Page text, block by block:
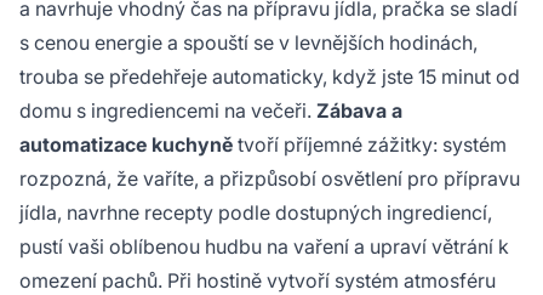
a navrhuje vhodný čas na přípravu jídla, pračka se sladí
s cenou energie a spouští se v levnějších hodinách,
trouba se předehřeje automaticky, když jste 15 minut od
domu s ingrediencemi na večeři. Zábava a
automatizace kuchyně tvoří příjemné zážitky: systém
rozpozná, že vaříte, a přizpůsobí osvětlení pro přípravu
jídla, navrhne recepty podle dostupných ingrediencí,
pustí vaši oblíbenou hudbu na vaření a upraví větrání k
omezení pachů. Při hostině vytvoří systém atmosféru